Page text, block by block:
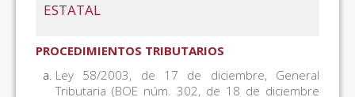
ESTATAL
PROCEDIMIENTOS TRIBUTARIOS
Ley 58/2003, de 17 de diciembre, General
Tributaria (BOE núm. 302, de 18 de diciembre